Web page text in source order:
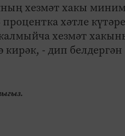
хезмәт хакы
хәтле
хезмәт
- дип белдергән